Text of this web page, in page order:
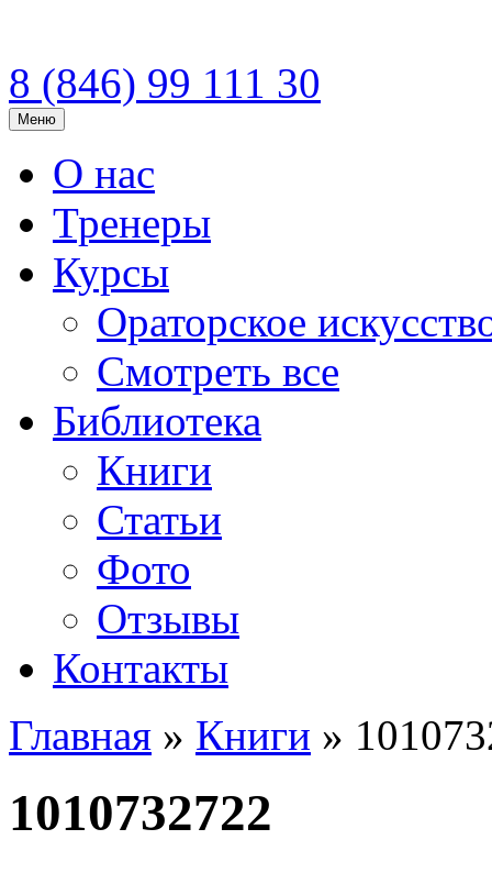
8 (846) 99 111 30
Меню
О нас
Тренеры
Курсы
Ораторское
Смотреть все
Библиотека
Книги
Статьи
Фото
Отзывы
Контакты
Главная » Книги »
1010732722